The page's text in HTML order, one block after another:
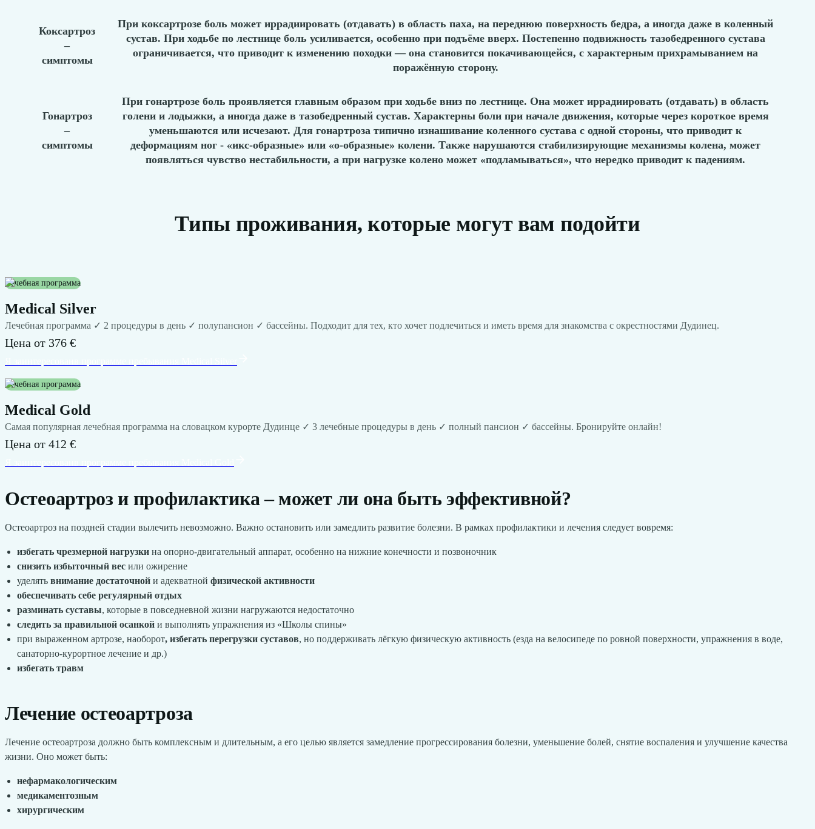
Коксартроз
–
симптомы
При коксартрозе боль может иррадиировать (отдавать) в область паха, на переднюю поверхность бедра, а иногда даже в коленный
сустав. При ходьбе по лестнице боль усиливается, особенно при подъёме вверх. Постепенно подвижность тазобедренного сустава
ограничивается, что приводит к изменению походки — она становится покачивающейся, с характерным прихрамыванием на
поражённую сторону.
Гонартроз
–
симптомы
При гонартрозе боль проявляется главным образом при ходьбе вниз по лестнице. Она может иррадиировать (отдавать) в область
голени и лодыжки, а иногда даже в тазобедренный сустав. Характерны боли при начале движения, которые через короткое время
уменьшаются или исчезают. Для гонартроза типично изнашивание коленного сустава с одной стороны, что приводит к
деформациям ног - «икс-образные» или «о-образные» колени. Также нарушаются стабилизирующие механизмы колена, может
появляться чувство нестабильности, а при нагрузке колено может «подламываться», что нередко приводит к падениям.
Типы проживания, которые могут вам подойти
Лечебная программа
Medical Silver
Лечебная программа ✓ 2 процедуры в день ✓ полупансион ✓ бассейны. Подходит для тех, кто хочет подлечиться и иметь время для знакомства с окрестностями Дудинец.
Цена от 376 €
Лечебная программа
Medical Gold
Самая популярная лечебная программа на словацком курорте Дудинце ✓ 3 лечебные процедуры в день ✓ полный пансион ✓ бассейны. Бронируйте онлайн!
Цена от 412 €
Остеоартроз и профилактика – может ли она быть эффективной?
Остеоартроз на поздней стадии вылечить невозможно. Важно остановить или замедлить развитие болезни. В рамках профилактики и лечения следует вовремя:
избегать чрезмерной нагрузки на опорно-двигательный аппарат, особенно на нижние конечности и позвоночник
снизить избыточный вес или ожирение
уделять внимание достаточной и адекватной физической активности
обеспечивать себе регулярный отдых
разминать суставы, которые в повседневной жизни нагружаются недостаточно
следить за правильной осанкой и выполнять упражнения из «Школы спины»
при выраженном артрозе, наоборот, избегать перегрузки суставов, но поддерживать лёгкую физическую активность (езда на велосипеде по ровной поверхности, упражнения в воде,
санаторно-курортное лечение и др.)
избегать травм
Лечение остеоартроза
Лечение остеоартроза должно быть комплексным и длительным, а его целью является замедление прогрессирования болезни, уменьшение болей, снятие воспаления и улучшение качества
жизни. Оно может быть:
нефармакологическим
медикаментозным
хирургическим